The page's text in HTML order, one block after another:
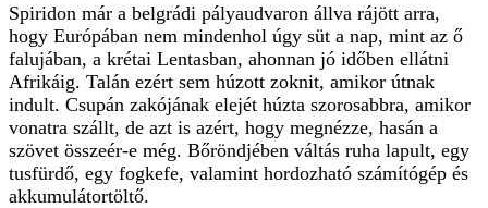
Spiridon már a belgrádi pályaudvaron állva rájött arra,
hogy Európában nem mindenhol úgy süt a nap, mint az ő
falujában, a krétai Lentasban, ahonnan jó időben ellátni
Afrikáig. Talán ezért sem húzott zoknit, amikor útnak
indult. Csupán zakójának elejét húzta szorosabbra, amikor
vonatra szállt, de azt is azért, hogy megnézze, hasán a
szövet összeér-e még. Bőröndjében váltás ruha lapult, egy
tusfürdő, egy fogkefe, valamint hordozható számítógép és
akkumulátortöltő.